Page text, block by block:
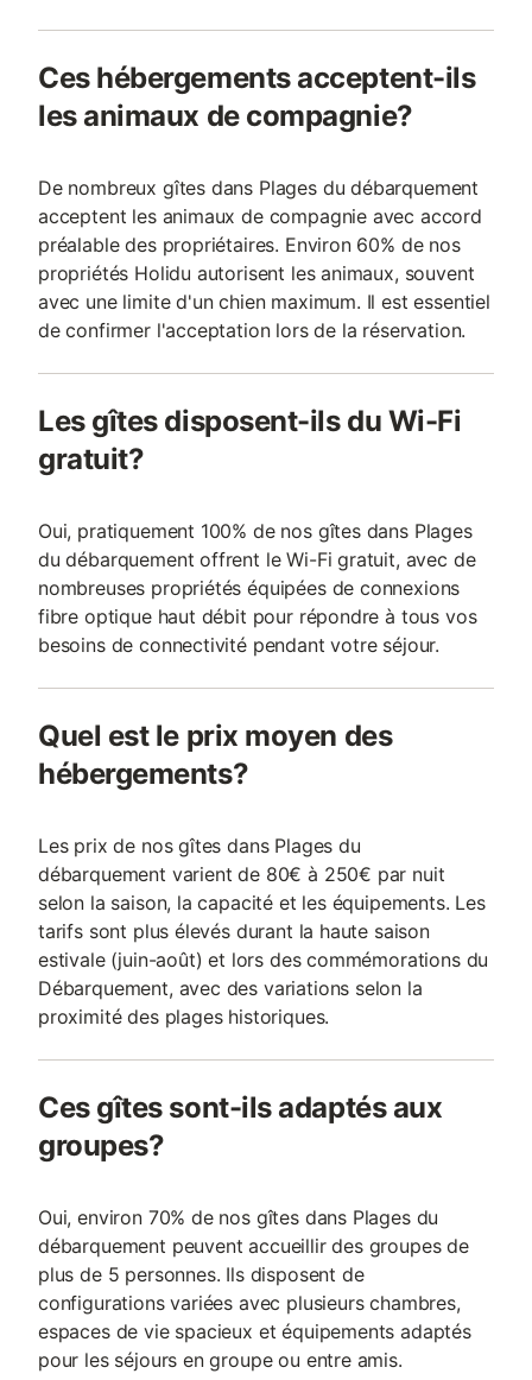
Ces hébergements acceptent-ils
les animaux de compagnie?
De nombreux gîtes dans Plages du débarquement
acceptent les animaux de compagnie avec accord
préalable des propriétaires. Environ 60% de nos
propriétés Holidu autorisent les animaux, souvent
avec une limite d'un chien maximum. Il est essentiel
de confirmer l'acceptation lors de la réservation.
Les gîtes disposent-ils du Wi-Fi
gratuit?
Oui, pratiquement 100% de nos gîtes dans Plages
du débarquement offrent le Wi-Fi gratuit, avec de
nombreuses propriétés équipées de connexions
fibre optique haut débit pour répondre à tous vos
besoins de connectivité pendant votre séjour.
Quel est le prix moyen des
hébergements?
Les prix de nos gîtes dans Plages du
débarquement varient de 80€ à 250€ par nuit
selon la saison, la capacité et les équipements. Les
tarifs sont plus élevés durant la haute saison
estivale (juin-août) et lors des commémorations du
Débarquement, avec des variations selon la
proximité des plages historiques.
Ces gîtes sont-ils adaptés aux
groupes?
Oui, environ 70% de nos gîtes dans Plages du
débarquement peuvent accueillir des groupes de
plus de 5 personnes. Ils disposent de
configurations variées avec plusieurs chambres,
espaces de vie spacieux et équipements adaptés
pour les séjours en groupe ou entre amis.